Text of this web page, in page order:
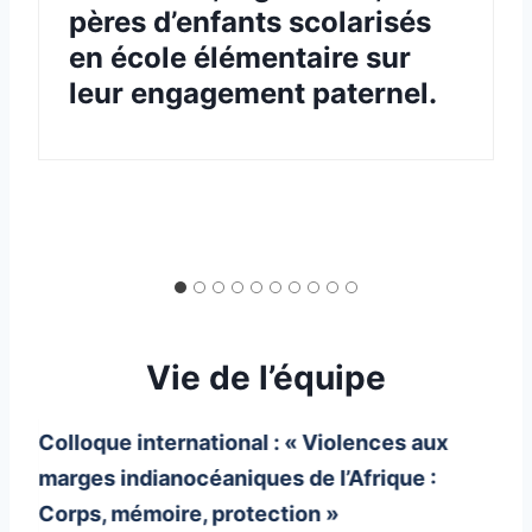
pères d’enfants scolarisés
en école élémentaire sur
leur engagement paternel.
Vie de l’équipe
Colloque international : « Violences aux
marges indianocéaniques de l’Afrique :
Corps, mémoire, protection »